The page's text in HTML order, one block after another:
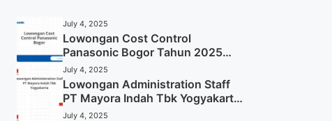
July 4, 2025
Lowongan Cost Control
Panasonic Bogor Tahun 2025
(Lamar Sekarang)
July 4, 2025
Lowongan Administration Staff
PT Mayora Indah Tbk Yogyakarta
Tahun 2025
July 4, 2025